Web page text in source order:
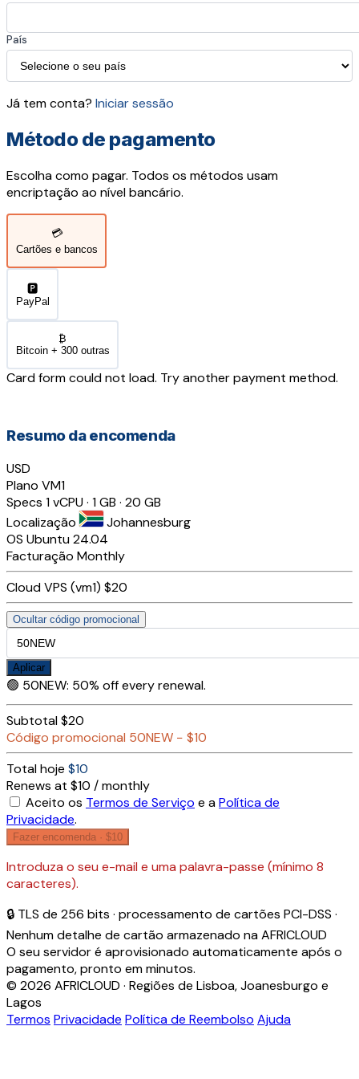
País
Já tem conta? Iniciar sessão
Método de pagamento
Escolha como pagar. Todos os métodos usam
encriptação ao nível bancário.
💳
Cartões e bancos
🅿️
PayPal
₿
Bitcoin + 300 outras
Card form could not load. Try another payment method.
Resumo da encomenda
USD
Plano VM1
Specs 1 vCPU · 1 GB · 20 GB
Localização
Johannesburg
OS Ubuntu 24.04
Facturação Monthly
Cloud VPS (vm1) $20
Ocultar código promocional
Aplicar
🟢 50NEW: 50% off every renewal.
Subtotal$20
Código promocional 50NEW − $10
Total hoje $10
Renews at $10 / monthly
Aceito os Termos de Serviço e aPolítica de
Privacidade.
Fazer encomenda · $10
Introduza o seu e-mail e uma palavra-passe (mínimo 8
caracteres).
🔒 TLS de 256 bits · processamento de cartões PCI-DSS ·
Nenhum detalhe de cartão armazenado na AFRICLOUD
O seu servidor é aprovisionado automaticamente após o
pagamento, pronto em minutos.
© 2026 AFRICLOUD · Regiões de Lisboa, Joanesburgo e
Lagos
Termos Privacidade Política de Reembolso Ajuda